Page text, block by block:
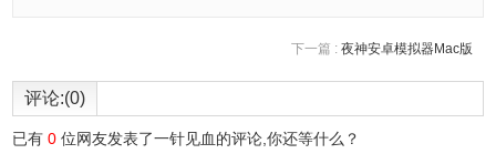
下一篇 : 夜神安卓模拟器Mac版
评论:(0)
已有0 位网友发表了一针见血的评论,你还等什么？